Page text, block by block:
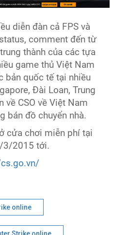
diễn đàn cả FPS và
comment đến từ
thành của các tựa
game thủ Việt Nam
bản quốc tế tại nhiều
Đài Loan, Trung
về CSO về Việt Nam
bán đồ chuyển nhà.
cửa chơi miễn phí tại
3/2015 tới.
online